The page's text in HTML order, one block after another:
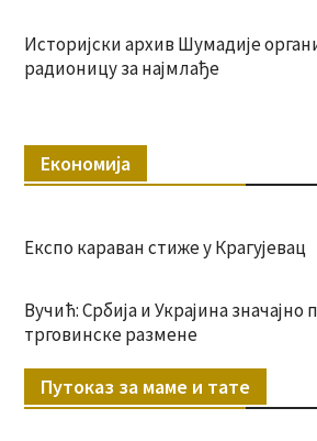
Историјски архив Шумадије
радионицу за најмлађе
Економија
Експо караван стиже у Крагујевац
Вучић: Србија и Украјина
трговинске размене
Путоказ за маме и тате